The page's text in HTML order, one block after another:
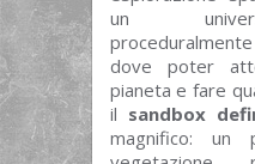
un
dove poter
pianeta e fare
il sandbox
magnifico: un